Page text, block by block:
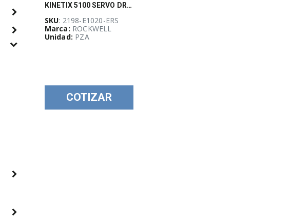
KINETIX 5100 SERVO DRIVE, , 2.0KW
SKU: 2198-E1020-ERS
Marca: ROCKWELL
Unidad: PZA
COTIZAR